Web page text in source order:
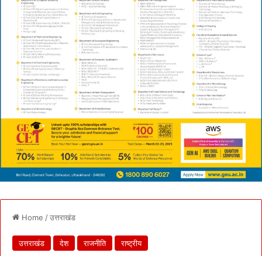
Home /उत्तराखंड
उत्तराखंड देश राजनीति राष्ट्रीय